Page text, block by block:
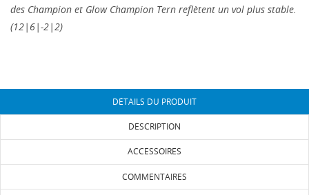
des Champion et Glow Champion Tern reflètent un vol plus stable.
(12|6|-2|2)
DÉTAILS DU PRODUIT
DESCRIPTION
ACCESSOIRES
COMMENTAIRES
AJOUTER À MA LISTE D'ENVIES
Vous devez être connecté pour ajouter des produits
Annuler